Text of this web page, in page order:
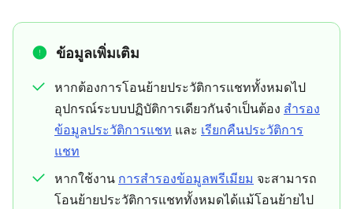
ข้อมูลเพิ่มเติม
หากต้องการโอนย้ายประวัติการแชททั้งหมดไป
อุปกรณ์ระบบปฏิบัติการเดียวกันจำเป็นต้อง สำรอง
ข้อมูลประวัติการแชท และ เรียกคืนประวัติการ
แชท
หากใช้งาน การสำรองข้อมูลพรีเมียม จะสามารถ
โอนย้ายประวัติการแชททั้งหมดได้แม้โอนย้ายไป